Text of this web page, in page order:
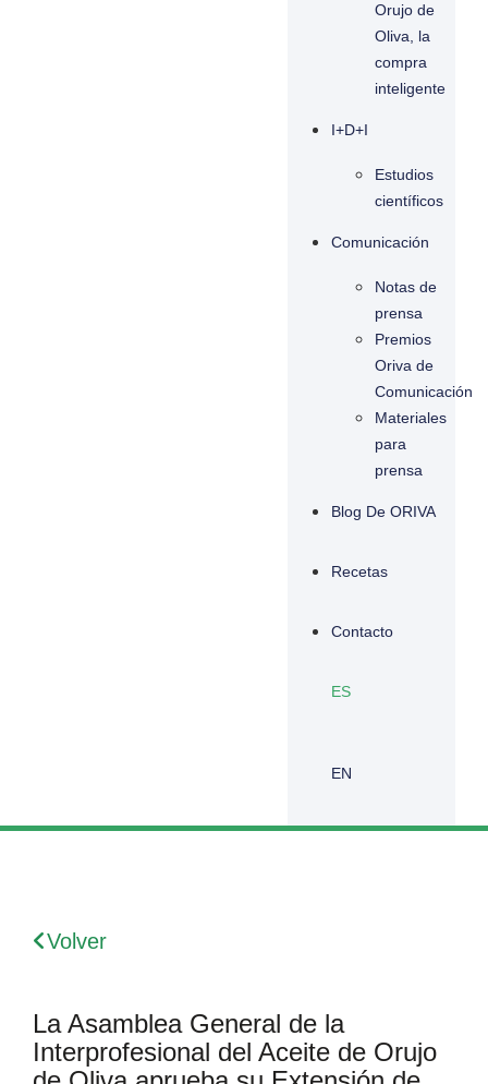
Orujo de
Oliva, la
compra
inteligente
I+D+I
Estudios
científicos
Comunicación
Notas de
prensa
Premios
Oriva de
Comunicación
Materiales
para
prensa
Blog De ORIVA
Recetas
Contacto
ES
EN
Volver
La Asamblea General de la
Interprofesional del Aceite de Orujo